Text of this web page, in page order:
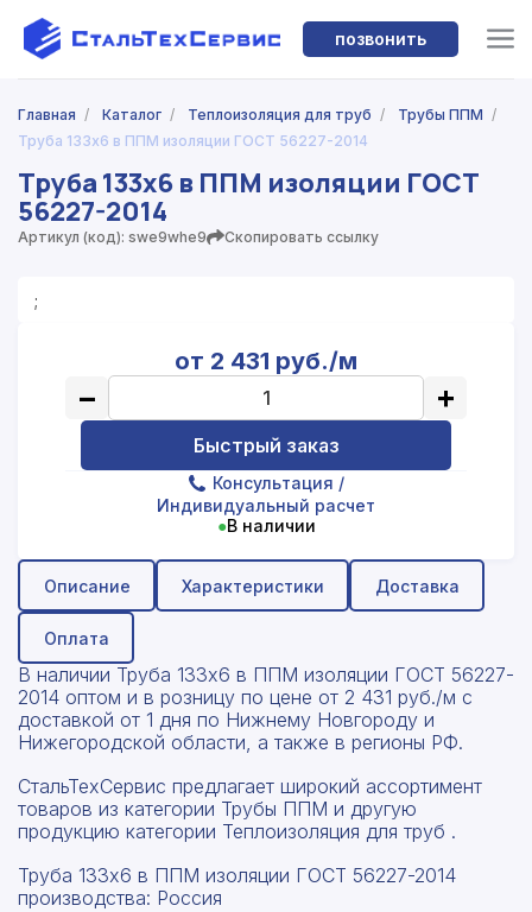
позвонить
Главная / Каталог / Теплоизоляция для труб / Трубы ППМ /
Труба 133х6 в ППМ изоляции ГОСТ 56227-2014
Труба 133х6 в ППМ изоляции ГОСТ
56227-2014
Артикул (код): swe9whe9 Скопировать ссылку
;
от 2 431 руб./м
− +
Быстрый заказ
Консультация /
Индивидуальный расчет
●В наличии
Описание Характеристики Доставка
Оплата
В наличии Труба 133х6 в ППМ изоляции ГОСТ 56227-
2014 оптом и в розницу по цене от 2 431 руб./м с
доставкой от 1 дня по Нижнему Новгороду и
Нижегородской области, а также в регионы РФ.
СтальТехСервис предлагает широкий ассортимент
товаров из категории Трубы ППМ и другую
продукцию категории Теплоизоляция для труб .
Труба 133х6 в ППМ изоляции ГОСТ 56227-2014
производства: Россия